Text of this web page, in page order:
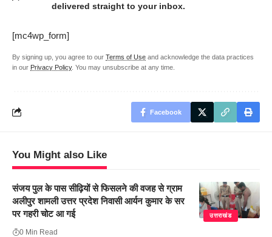
delivered straight to your inbox.
[mc4wp_form]
By signing up, you agree to our Terms of Use and acknowledge the data practices
in our Privacy Policy. You may unsubscribe at any time.
Facebook
You Might also Like
उत्तराखंड
संजय पुल के पास सीढ़ियों से फिसलने की वजह से ग्राम
अलीपुर शामली उत्तर प्रदेश निवासी आर्यन कुमार के सर
पर गहरी चोट आ गई
0 Min Read